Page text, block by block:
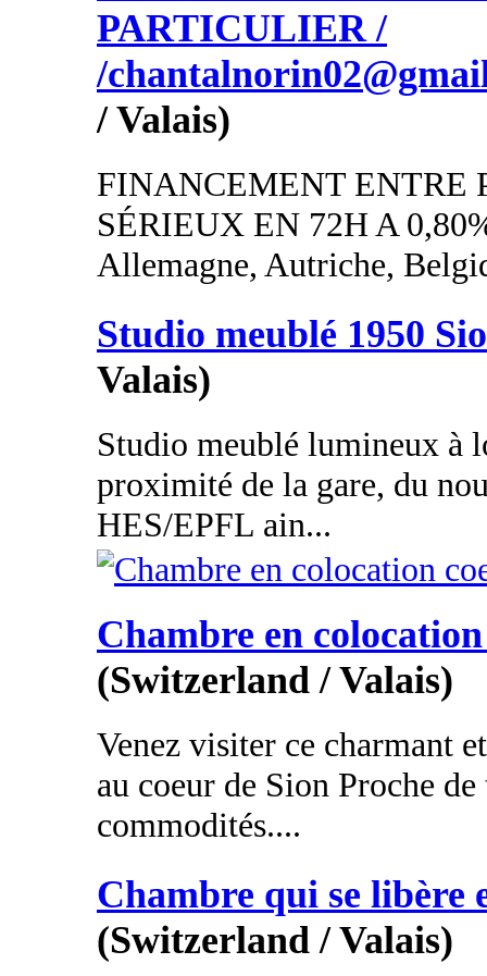
PARTICULIER /
/
/ Valais)
FINANCEMENT ENTRE
SÉRIEUX EN 72H A
Allemagne, Autriche,
Studio meublé 1950
Valais)
Studio meublé lumineux à
proximité de la gare, du
HES/EPFL ain...
Chambre en
(Switzerland / Valais)
Venez visiter ce charmant
au coeur de Sion Proche de
commodités....
Chambre qui se libère
(Switzerland / Valais)